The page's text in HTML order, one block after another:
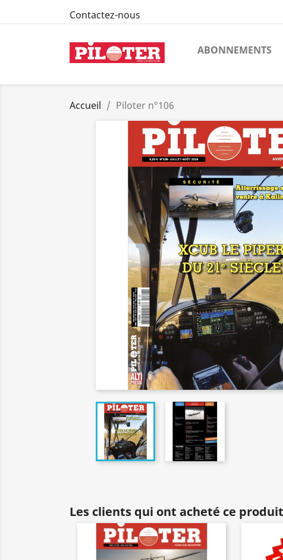
Contactez-nous
ABONNEMENTS
Accueil Piloter n°106
Les clients qui ont acheté ce